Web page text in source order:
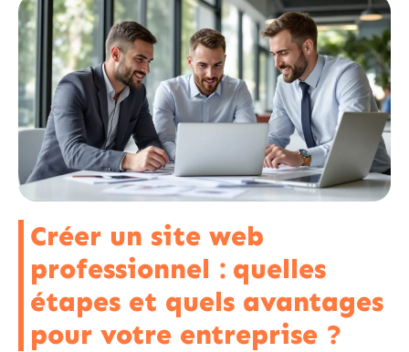
Créer un site web
professionnel : quelles
étapes et quels avantages
pour votre entreprise ?